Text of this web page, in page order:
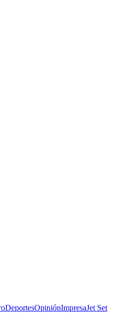
DeportesOpiniónImpresaJet Set